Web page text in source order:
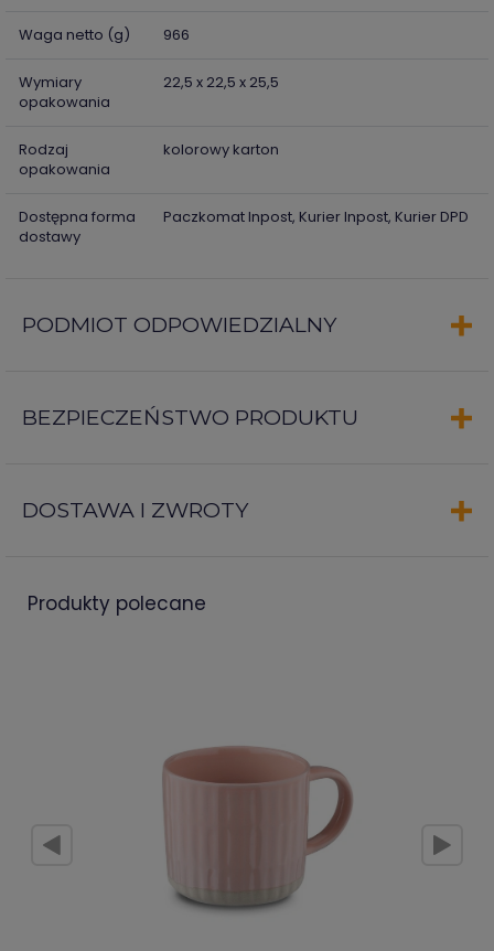
Waga netto (g) 966
Wymiary
opakowania
22,5 x 22,5 x 25,5
Rodzaj
opakowania
kolorowy karton
Dostępna forma
dostawy
Paczkomat Inpost, Kurier Inpost, Kurier DPD
PODMIOT ODPOWIEDZIALNY
BEZPIECZEŃSTWO PRODUKTU
DOSTAWA I ZWROTY
produkty polecane